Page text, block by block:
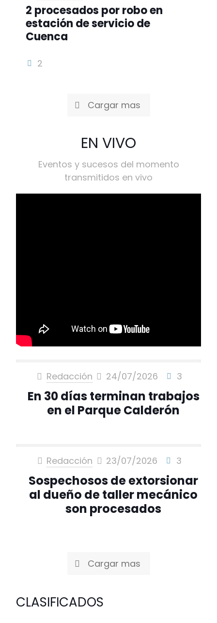
2 procesados por robo en
estación de servicio de
Cuenca
2
Cargar mas
EN VIVO
Eventos y sucesos del momento
transmitidos en vivo
Redacción 24/07/2026 3
En 30 días terminan trabajos
en el Parque Calderón
Redacción 23/07/2026 3
Sospechosos de extorsionar
al dueño de taller mecánico
son procesados
Cargar mas
CLASIFICADOS